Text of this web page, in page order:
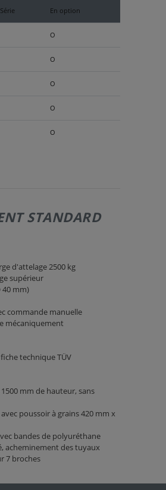
Série En option
O
O
O
O
O
STANDARD
d'attelage 2500 kg
supérieur
mm)
commande manuelle
mécaniquement
technique TÜV
mm de hauteur, sans
poussoir à grains 420 mm x
bandes de polyuréthane
acheminement des tuyaux
7 broches